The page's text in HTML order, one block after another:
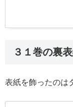
３１巻の裏
表紙を飾ったのは